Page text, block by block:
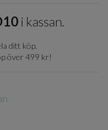
i kassan.
ditt köp.
över 499 kr!